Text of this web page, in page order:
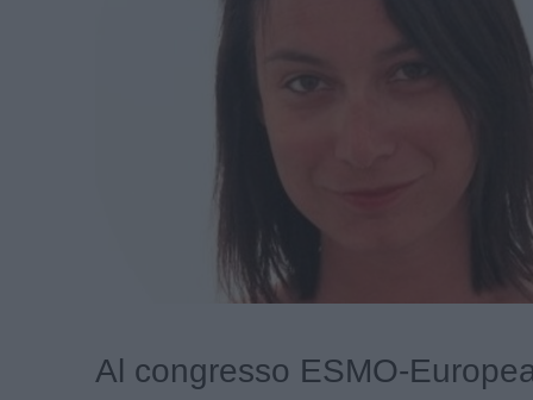
Al congresso ESMO-